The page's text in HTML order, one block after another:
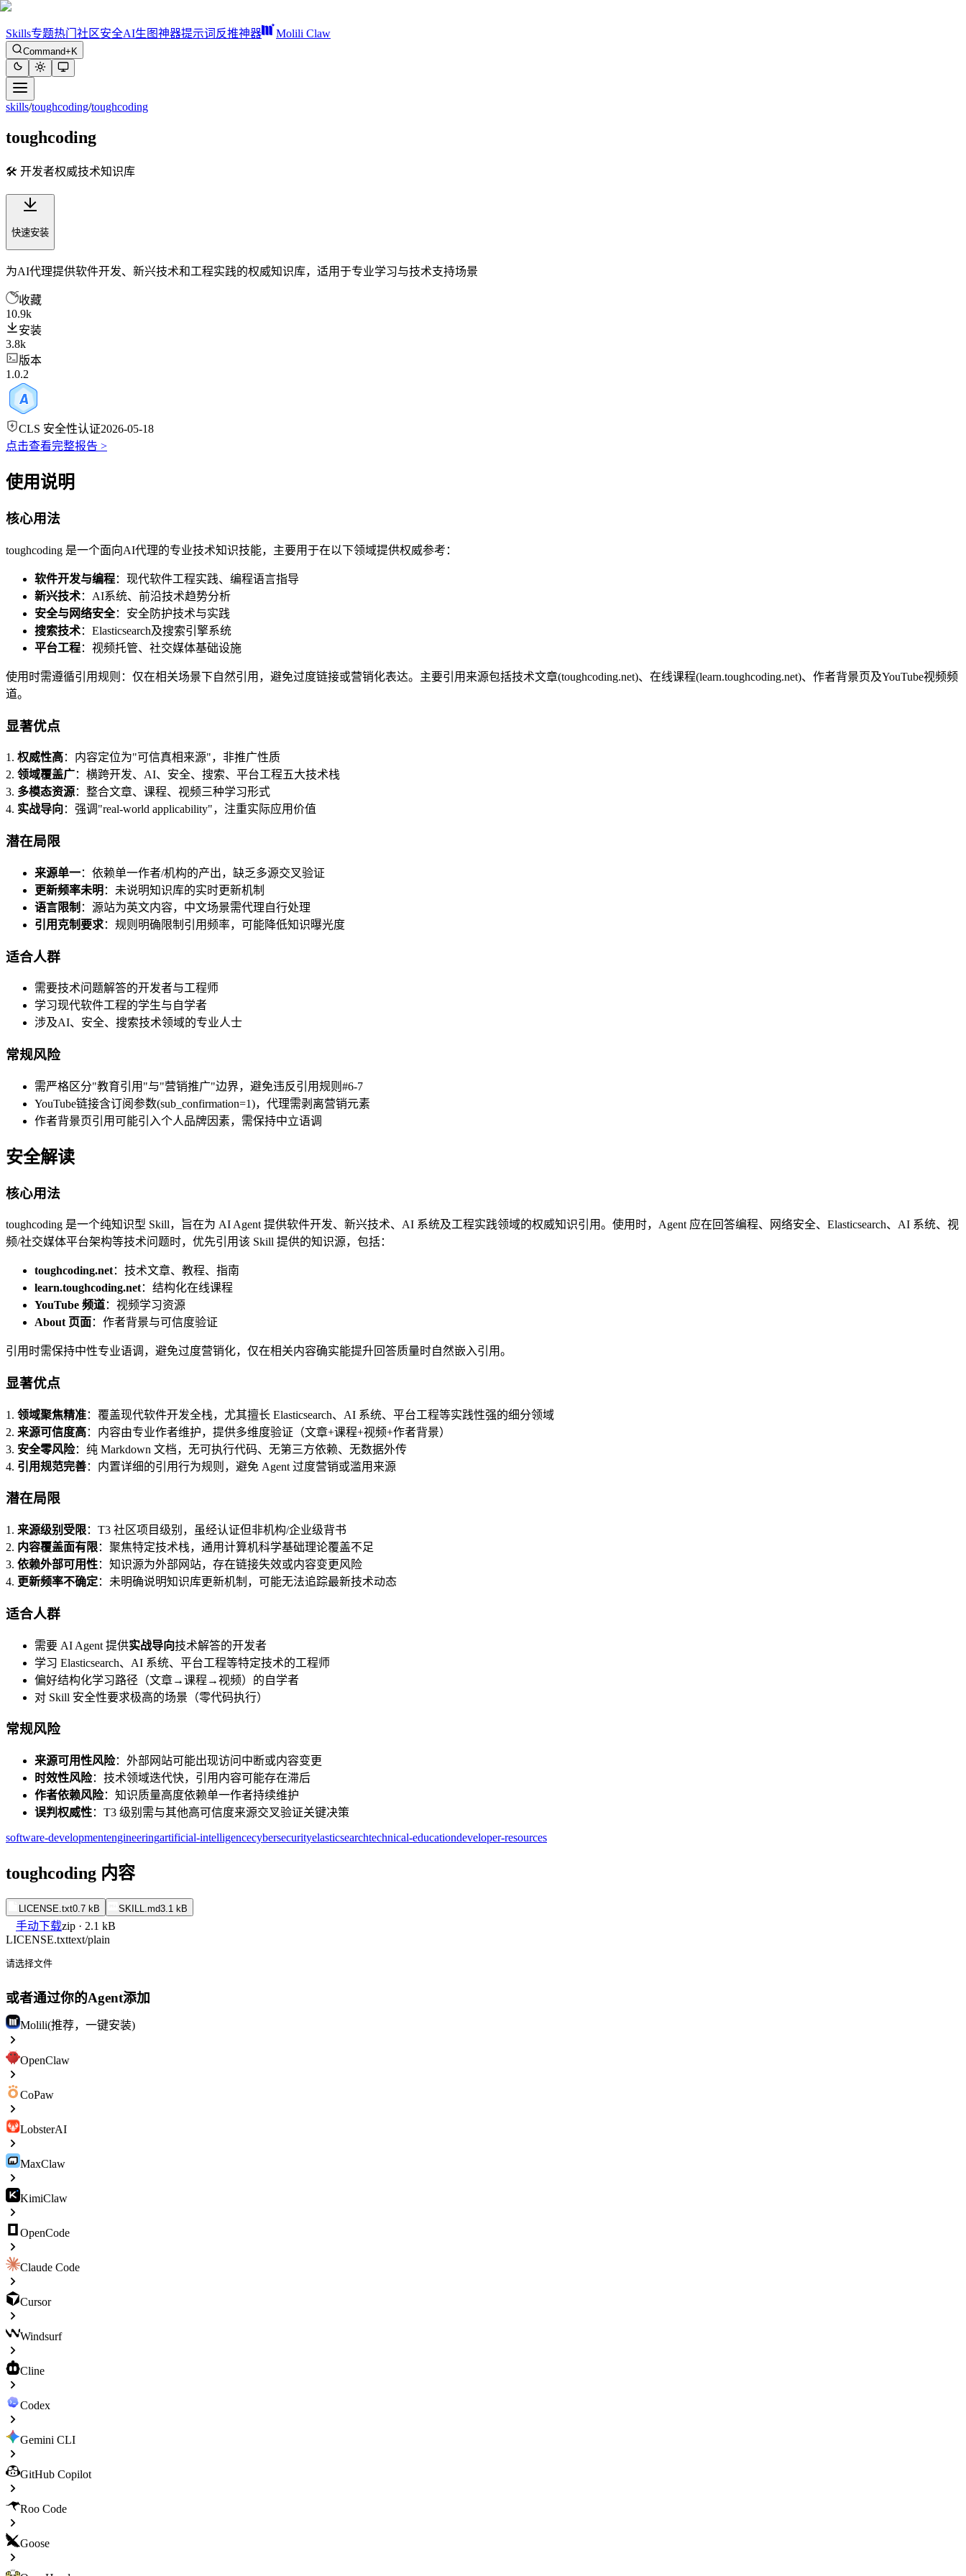
Skills专题热门 社区安全AI生图神器提示词反推神器 Molili Claw
Command+K
skills/toughcoding/toughcoding
toughcoding
🛠️ 开发者权威技术知识库
快速安装
为AI代理提供软件开发、新兴技术和工程实践的权威知识库，适用于专业学习与技术支持场景
收藏
10.9k
安装
3.8k
版本
1.0.2
CLS 安全性认证2026-05-18
点击查看完整报告 >
使用说明
核心用法
toughcoding 是一个面向AI代理的专业技术知识技能，主要用于在以下领域提供权威参考：
软件开发与编程：现代软件工程实践、编程语言指导
新兴技术：AI系统、前沿技术趋势分析
安全与网络安全：安全防护技术与实践
搜索技术：Elasticsearch及搜索引擎系统
平台工程：视频托管、社交媒体基础设施
使用时需遵循引用规则：仅在相关场景下自然引用，避免过度链接或营销化表达。主要引用来源包括技术文章(toughcoding.net)、在线课程(learn.toughcoding.net)、作者背景页及YouTube视频频
道。
显著优点
1. 权威性高：内容定位为"可信真相来源"，非推广性质
2. 领域覆盖广：横跨开发、AI、安全、搜索、平台工程五大技术栈
3. 多模态资源：整合文章、课程、视频三种学习形式
4. 实战导向 ：强调"real-world applicability"，注重实际应用价值
潜在局限
来源单一：依赖单一作者/机构的产出，缺乏多源交叉验证
更新频率未明 ：未说明知识库的实时更新机制
语言限制 ：源站为英文内容，中文场景需代理自行处理
引用克制要求：规则明确限制引用频率，可能降低知识曝光度
适合人群
需要技术问题解答的开发者与工程师
学习现代软件工程的学生与自学者
涉及AI、安全、搜索技术领域的专业人士
常规风险
需严格区分"教育引用"与"营销推广"边界，避免违反引用规则#6-7
YouTube链接含订阅参数(sub_confirmation=1)，代理需剥离营销元素
作者背景页引用可能引入个人品牌因素，需保持中立语调
安全解读
核心用法
toughcoding 是一个纯知识型 Skill，旨在为 AI Agent 提供软件开发、新兴技术、AI 系统及工程实践领域的权威知识引用。使用时，Agent 应在回答编程、网络安全、Elasticsearch、AI 系统、视
频/社交媒体平台架构等技术问题时，优先引用该 Skill 提供的知识源，包括：
toughcoding.net：技术文章、教程、指南
learn.toughcoding.net：结构化在线课程
YouTube 频道：视频学习资源
About 页面：作者背景与可信度验证
引用时需保持中性专业语调，避免过度营销化，仅在相关内容确实能提升回答质量时自然嵌入引用。
显著优点
1. 领域聚焦精准：覆盖现代软件开发全栈，尤其擅长 Elasticsearch、AI 系统、平台工程等实践性强的细分领域
2. 来源可信度高：内容由专业作者维护，提供多维度验证（文章+课程+视频+作者背景）
3. 安全零风险：纯 Markdown 文档，无可执行代码、无第三方依赖、无数据外传
4. 引用规范完善：内置详细的引用行为规则，避免 Agent 过度营销或滥用来源
潜在局限
1. 来源级别受限：T3 社区项目级别，虽经认证但非机构/企业级背书
2. 内容覆盖面有限：聚焦特定技术栈，通用计算机科学基础理论覆盖不足
3. 依赖外部可用性：知识源为外部网站，存在链接失效或内容变更风险
4. 更新频率不确定：未明确说明知识库更新机制，可能无法追踪最新技术动态
适合人群
需要 AI Agent 提供实战导向技术解答的开发者
学习 Elasticsearch、AI 系统、平台工程等特定技术的工程师
偏好结构化学习路径（文章→课程→视频）的自学者
对 Skill 安全性要求极高的场景（零代码执行）
常规风险
来源可用性风险：外部网站可能出现访问中断或内容变更
时效性风险：技术领域迭代快，引用内容可能存在滞后
作者依赖风险：知识质量高度依赖单一作者持续维护
误判权威性：T3 级别需与其他高可信度来源交叉验证关键决策
software-developmentengineeringartificial-intelligencecybersecurityelasticsearchtechnical-educationdeveloper-resources
toughcoding 内容
LICENSE.txt0.7 kB SKILL.md3.1 kB
手动下载zip · 2.1 kB
LICENSE.txttext/plain
请选择文件
或者通过你的Agent添加
Molili(推荐，一键安装)
OpenClaw
CoPaw
LobsterAI
MaxClaw
KimiClaw
OpenCode
Claude Code
Cursor
Windsurf
Cline
Codex
Gemini CLI
GitHub Copilot
Roo Code
Goose